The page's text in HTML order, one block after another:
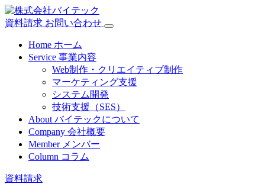
資料請求 お問い合わせ
Home ホーム
Service 事業内容
Web制作・クリエイティブ制作
マーケティング支援
システム開発
技術支援（SES）
About バイテックについて
Company 会社概要
Member メンバー
Column コラム
資料請求